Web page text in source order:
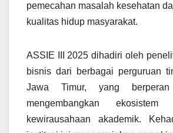
pemecahan masalah kesehatan
kualitas hidup masyarakat.
ASSIE III 2025 dihadiri oleh
bisnis dari berbagai perguruan
Jawa Timur, yang
mengembangkan
kewirausahaan akademik.